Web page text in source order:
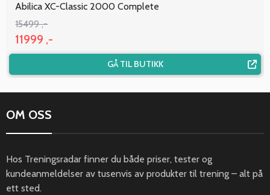
Abilica XC-Classic 2000 Complete
15499 ,-
11999 ,-
GÅ TIL BUTIKK
OM OSS
Hos Treningsradar finner du både priser, tester og
kundeanmeldelser av tusenvis av produkter til trening – alt på
ett sted.